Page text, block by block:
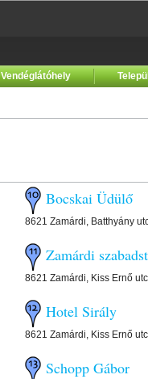
Vendéglátóhely
Bocskai Üdülő
8621 Zamárdi, Batthyány
Zamárdi
8621 Zamárdi, Kiss Ernő
Hotel Sirály
8621 Zamárdi, Kiss Ernő
Schopp Gábor